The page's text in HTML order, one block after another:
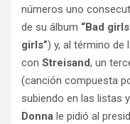
números uno
de su álbum “Bad
girls”) y, al término de
con Streisand, un
(canción compuesta
subiendo en las listas
Donna le pidió al